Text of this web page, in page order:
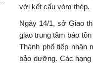
với kết cấu vòm thép.
Ngày 14/1, sở Giao
giao trung tâm bảo
Thành phố tiếp nhận
bảo dưỡng. Các